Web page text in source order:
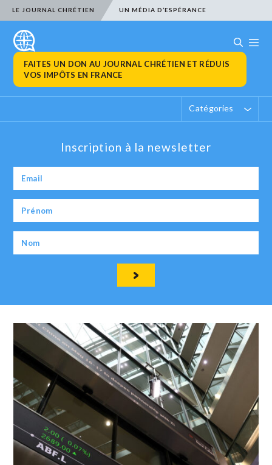
LE JOURNAL CHRÉTIEN UN MÉDIA D’ESPÉRANCE
FAITES UN DON AU JOURNAL CHRÉTIEN ET RÉDUIS
VOS IMPÔTS EN FRANCE
Catégories
Inscription à la newsletter